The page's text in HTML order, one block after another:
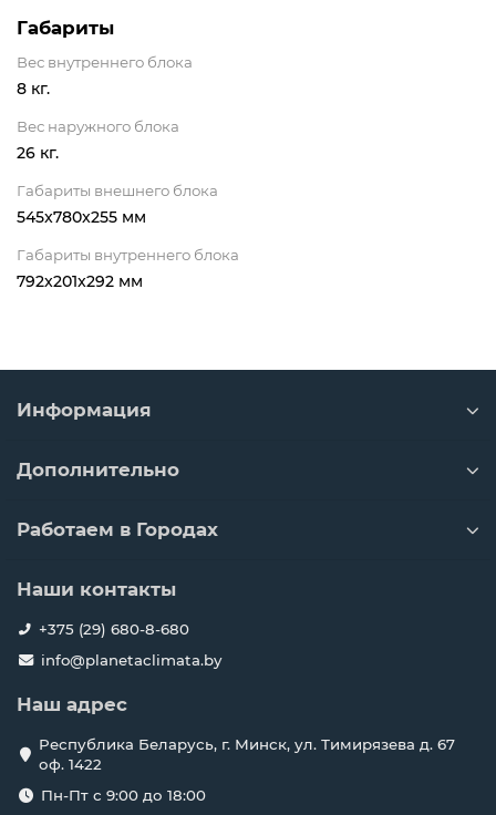
Габариты
Вес внутреннего блока
8 кг.
Вес наружного блока
26 кг.
Габариты внешнего блока
545x780x255 мм
Габариты внутреннего блока
792x201x292 мм
Информация
Дополнительно
Работаем в Городах
Наши контакты
+375 (29) 680-8-680
info@planetaclimata.by
Наш адрес
Республика Беларусь, г. Минск, ул. Тимирязева д. 67
оф. 1422
Пн-Пт с 9:00 до 18:00